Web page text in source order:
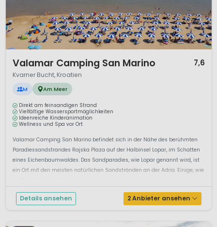
Valamar Camping San Marino 7,6
Kvarner Bucht, Kroatien
M Am Meer
Direkt am feinsandigen Strand
Vielfältige Wassersportmöglichkeiten
Ideenreiche Kinderanimation
Wellness und Spa vor Ort
Valamar Camping San Marino befindet sich in der Nähe des berühmten
Paradiessandstrandes Rajska Plaza auf der Halbinsel Lopar, im Schatten
eines Eichenbaumwaldes. Das Sandparadies, wie Lopar genannt wird, ist
ein Ort mit den meisten natürlichen Sandstränden an der Adria. Einige, wie
Details ansehen 2 Anbieter ansehen